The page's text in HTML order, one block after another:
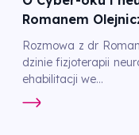
Romanem
Rozmowa z dr
dzinie fizjoterapii
ehabilitacji we...